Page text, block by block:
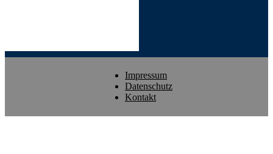
Impressum
Datenschutz
Kontakt